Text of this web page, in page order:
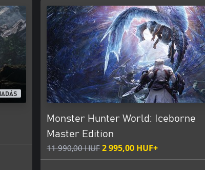
Monster Hunter World: Iceborne
Master Edition
11 990,00 HUF2 995,00 HUF+